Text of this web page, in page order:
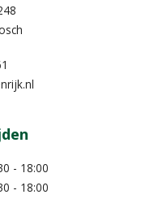
- 18:00
- 18:00